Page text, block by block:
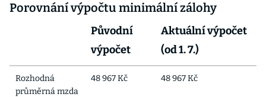
Porovnání výpočtu minimální zálohy
Původní
výpočet
Aktuální výpočet
(od 1. 7.)
Rozhodná
průměrná mzda
48 967 Kč 48 967 Kč